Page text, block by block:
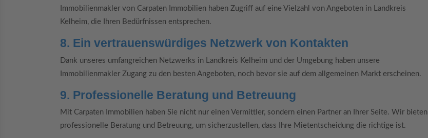
Immobilienmakler von Carpaten Immobilien haben Zugriff auf eine Vielzahl von Angeboten in Landkreis
Kelheim, die Ihren Bedürfnissen entsprechen.
8. Ein vertrauenswürdiges Netzwerk von Kontakten
Dank unseres umfangreichen Netzwerks in Landkreis Kelheim und der Umgebung haben unsere
Immobilienmakler Zugang zu den besten Angeboten, noch bevor sie auf dem allgemeinen Markt erscheinen.
9. Professionelle Beratung und Betreuung
Mit Carpaten Immobilien haben Sie nicht nur einen Vermittler, sondern einen Partner an Ihrer Seite. Wir bieten
professionelle Beratung und Betreuung, um sicherzustellen, dass Ihre Mietentscheidung die richtige ist.